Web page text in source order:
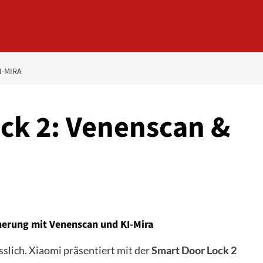
MIRA
2: Venenscan &
mit Venenscan und KI-Mira
Xiaomi präsentiert mit derSmart Door Lock 2